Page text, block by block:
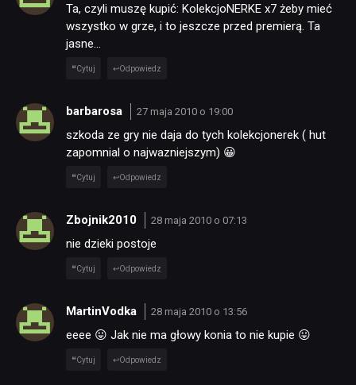
Ta, czyli muszę kupić: KolekcjoNERKE x7 żeby mieć
wszystko w grze, i to jeszcze przed premierą. Ta
jasne…
Cytuj Odpowiedz
barbarosa 27 maja 2010 o 19:00
szkoda ze gry nie daja do tych kolekcjonerek ( hut
zapomnial o najwazniejszym) 😀
Cytuj Odpowiedz
Zbojnik2010 28 maja 2010 o 07:13
nie dzieki postoje
Cytuj Odpowiedz
MartinVodka 28 maja 2010 o 13:56
eeee 😛 Jak nie ma głowy konia to nie kupie 😛
Cytuj Odpowiedz